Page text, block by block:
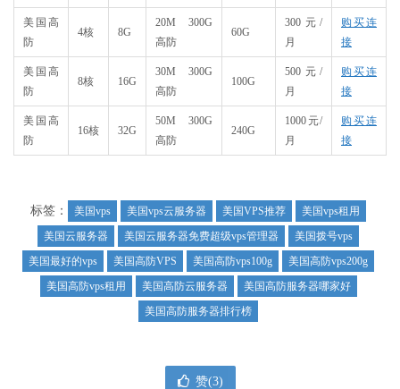
美国高
防
4核 8G
20M 300G
高防
60G
300元/
月
购买连
接
美国高
防
8核 16G
30M 300G
高防
100G
500元/
月
购买连
接
美国高
防
16核 32G
50M 300G
高防
240G
1000元/
月
购买连
接
标签： 美国vps 美国vps云服务器 美国VPS推荐
美国vps租用
美国云服务器
美国云服务器免费超级vps管理器
美国拨号vps
美国最好的vps
美国高防VPS 美国高防vps100g
美国高防vps200g
美国高防vps租用
美国高防云服务器
美国高防服务器哪家好
美国高防服务器排行榜
赞(3)